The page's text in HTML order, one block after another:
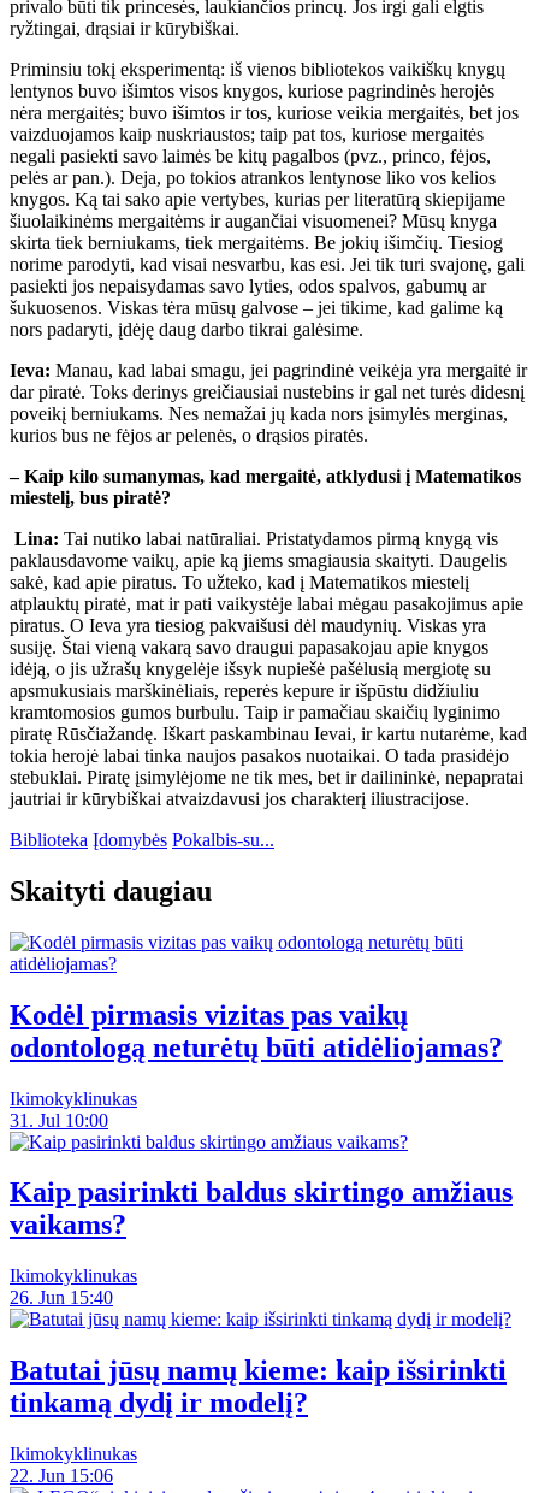
privalo būti tik princesės, laukiančios princų. Jos irgi gali elgtis
ryžtingai, drąsiai ir kūrybiškai.
Priminsiu tokį eksperimentą: iš vienos bibliotekos vaikiškų knygų
lentynos buvo išimtos visos knygos, kuriose pagrindinės herojės
nėra mergaitės; buvo išimtos ir tos, kuriose veikia mergaitės, bet jos
vaizduojamos kaip nuskriaustos; taip pat tos, kuriose mergaitės
negali pasiekti savo laimės be kitų pagalbos (pvz., princo, fėjos,
pelės ar pan.). Deja, po tokios atrankos lentynose liko vos kelios
knygos. Ką tai sako apie vertybes, kurias per literatūrą skiepijame
šiuolaikinėms mergaitėms ir augančiai visuomenei? Mūsų knyga
skirta tiek berniukams, tiek mergaitėms. Be jokių išimčių. Tiesiog
norime parodyti, kad visai nesvarbu, kas esi. Jei tik turi svajonę, gali
pasiekti jos nepaisydamas savo lyties, odos spalvos, gabumų ar
šukuosenos. Viskas tėra mūsų galvose – jei tikime, kad galime ką
nors padaryti, įdėję daug darbo tikrai galėsime.
Ieva: Manau, kad labai smagu, jei pagrindinė veikėja yra mergaitė ir
dar piratė. Toks derinys greičiausiai nustebins ir gal net turės didesnį
poveikį berniukams. Nes nemažai jų kada nors įsimylės merginas,
kurios bus ne fėjos ar pelenės, o drąsios piratės.
– Kaip kilo sumanymas, kad mergaitė, atklydusi į Matematikos
miestelį, bus piratė?
Lina: Tai nutiko labai natūraliai. Pristatydamos pirmą knygą vis
paklausdavome vaikų, apie ką jiems smagiausia skaityti. Daugelis
sakė, kad apie piratus. To užteko, kad į Matematikos miestelį
atplauktų piratė, mat ir pati vaikystėje labai mėgau pasakojimus apie
piratus. O Ieva yra tiesiog pakvaišusi dėl maudynių. Viskas yra
susiję. Štai vieną vakarą savo draugui papasakojau apie knygos
idėją, o jis užrašų knygelėje išsyk nupiešė pašėlusią mergiotę su
apsmukusiais marškinėliais, reperės kepure ir išpūstu didžiuliu
kramtomosios gumos burbulu. Taip ir pamačiau skaičių lyginimo
piratę Rūsčiažandę. Iškart paskambinau Ievai, ir kartu nutarėme, kad
tokia herojė labai tinka naujos pasakos nuotaikai. O tada prasidėjo
stebuklai. Piratę įsimylėjome ne tik mes, bet ir dailininkė, nepapratai
jautriai ir kūrybiškai atvaizdavusi jos charakterį iliustracijose.
Biblioteka Įdomybės Pokalbis-su...
Skaityti daugiau
Kodėl pirmasis vizitas pas vaikų
odontologą neturėtų būti atidėliojamas?
Ikimokyklinukas
31. Jul 10:00
Kaip pasirinkti baldus skirtingo amžiaus
vaikams?
Ikimokyklinukas
26. Jun 15:40
Batutai jūsų namų kieme: kaip išsirinkti
tinkamą dydį ir modelį?
Ikimokyklinukas
22. Jun 15:06